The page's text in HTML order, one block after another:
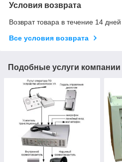
Условия возврата
Возврат товара в течение 14
Все условия возврата
Подобные услуги компании